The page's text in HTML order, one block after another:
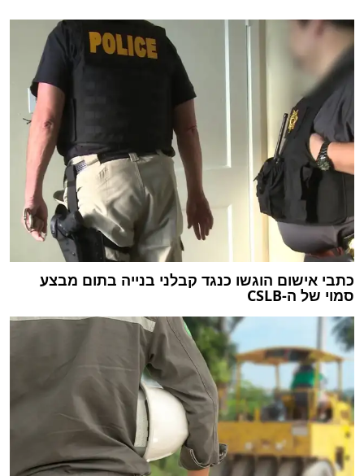
כתבי אישום הוגשו כנגד קבלני בנייה בתום מבצע
סמוי של ה-CSLB